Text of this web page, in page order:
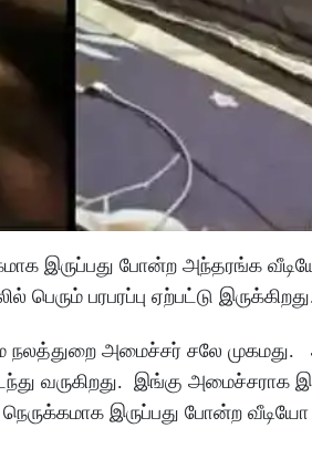
இருப்பது போன்ற அந்தரங்க
பரபரப்பு ஏற்பட்டு
நலத்துறை அமைச்சர் சலே
வருகிறது. இங்கு அமைச்சராக
இருப்பது போன்ற